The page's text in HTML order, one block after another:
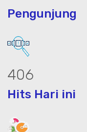
Pengunjung
558
Hits Hari ini